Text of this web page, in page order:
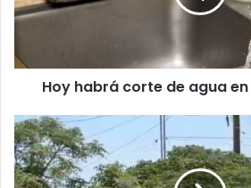
en
Hoy habrá corte de agua
Matan
con
cuchillo
a